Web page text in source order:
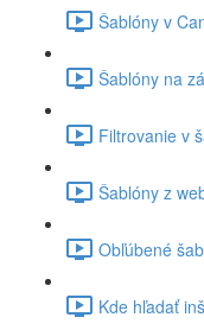
Šablóny v
Šablóny na
Filtrovanie v
Šablóny z
Obľúbené
Kde hľadať